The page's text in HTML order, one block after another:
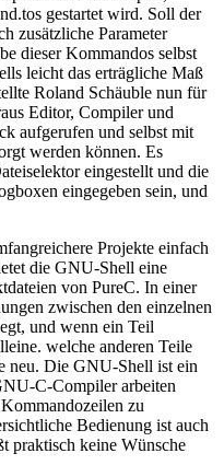
gestartet wird. Soll der
zusätzliche Parameter
dieser Kommandos selbst
leicht das erträgliche Maß
Roland Schäuble nun für
Editor, Compiler und
aufgerufen und selbst mit
werden können. Es
eingestellt und die
eingegeben sein, und
Projekte einfach
die GNU-Shell eine
von PureC. In einer
zwischen den einzelnen
und wenn ein Teil
welche anderen Teile
neu. Die GNU-Shell ist ein
C-Compiler arbeiten
zu
Bedienung ist auch
praktisch keine Wünsche